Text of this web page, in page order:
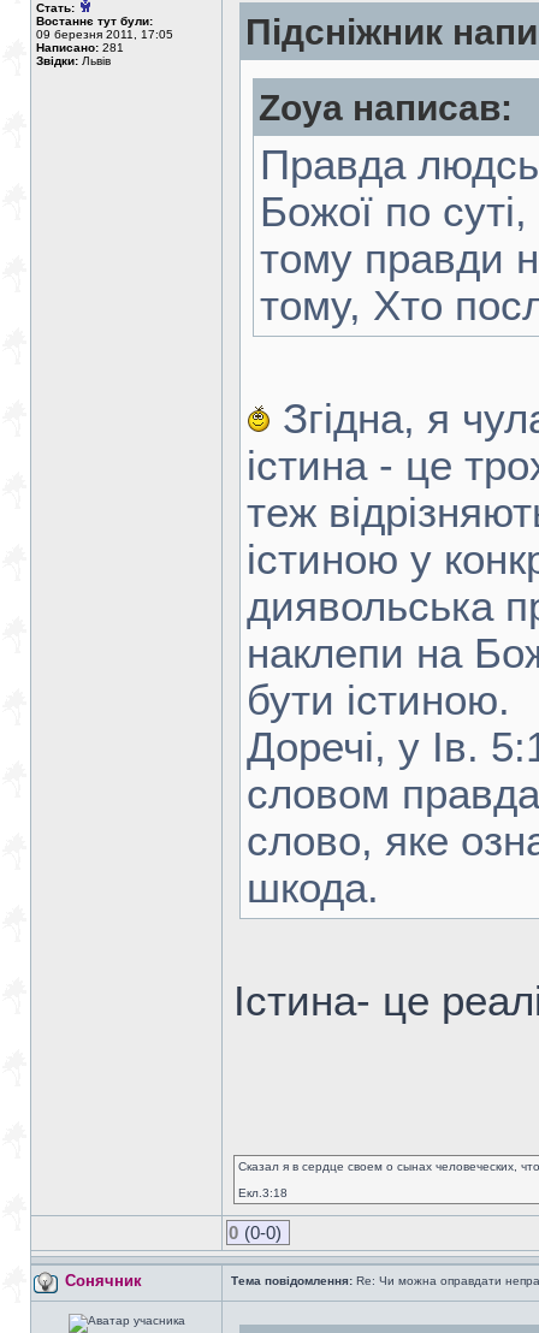
Стать:
Востаннє тут були:
09 березня 2011, 17:05
Написано: 281
Звідки: Львів
Підсніжник
Zoya написав:
Правда
Божої по
тому правди
тому, Хто
Згідна, я
істина - це
теж
істиною у
диявольська
наклепи на
бути істиною.
Доречі, у Ів.
словом
слово, яке
шкода.
Істина- це
Сказал я в сердце своем о сынах человеческих,
Екл.3:18
0 (0-0)
Сонячник Тема повідомлення: Re: Чи можна оправдати